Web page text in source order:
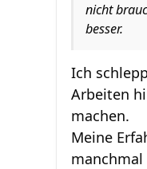
nicht
besser.
Ich
Arbeiten
machen.
Meine